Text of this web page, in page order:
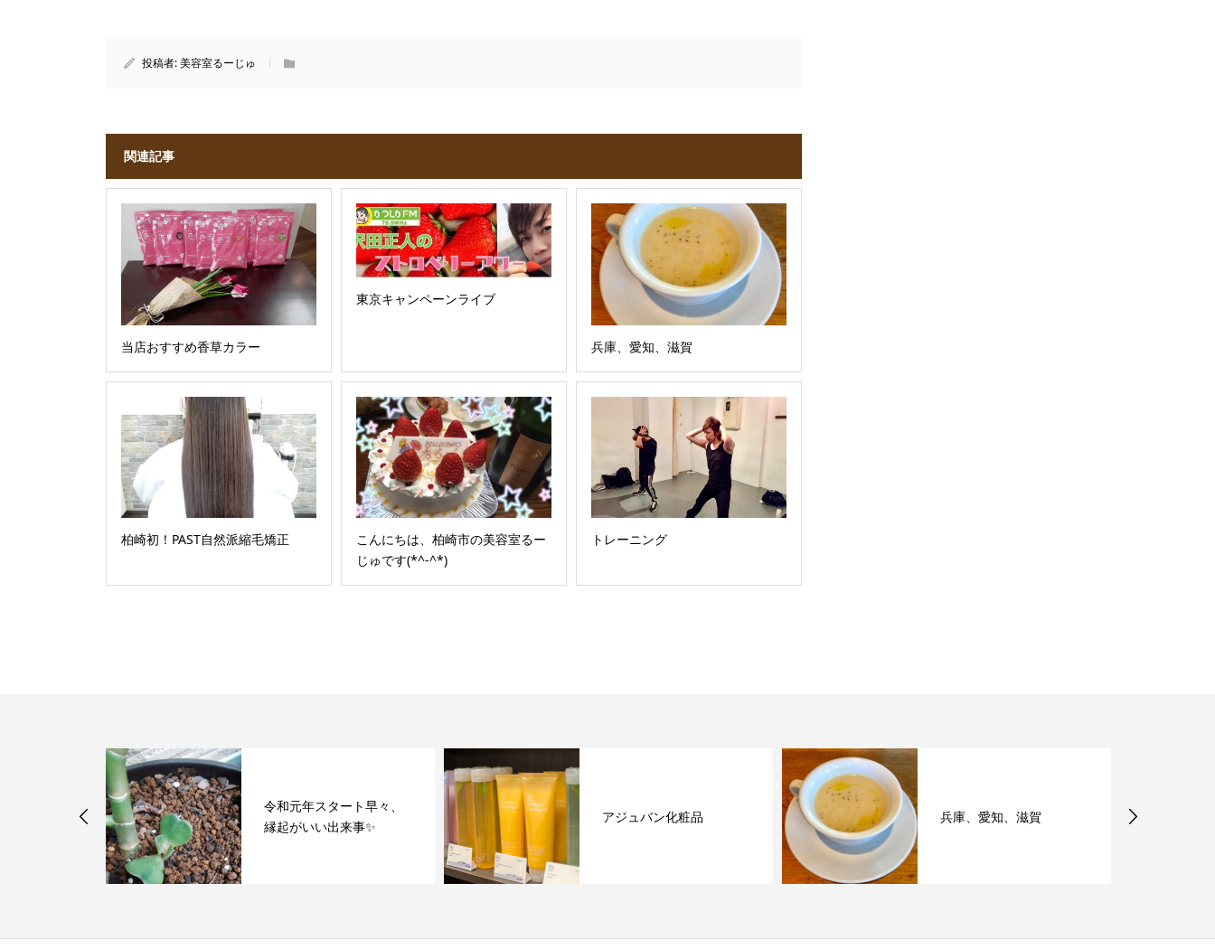
投稿者:美容室るーじゅ
関連記事
当店おすすめ香草カラー
東京キャンペーンライブ
兵庫、愛知、滋賀
柏崎初！PAST自然派縮毛矯正
こんにちは、柏崎市の美容室るー
じゅです(*^-^*)
トレーニング
令和元年スタート早々、
縁起がいい出来事✨
アジュバン化粧品 兵庫、愛知、滋賀